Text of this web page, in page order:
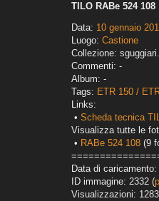
TILO RABe 524 108
Data: 10 gennaio
Luogo: Castione
Collezione:
Commenti: -
Album: -
Tags: ETR 150 /
Links:
• Scheda tecnica
Visualizza tutte le
• RABe 524 108 (9
Data di
ID immagine: 2332 (
Visualizzazioni: 1283